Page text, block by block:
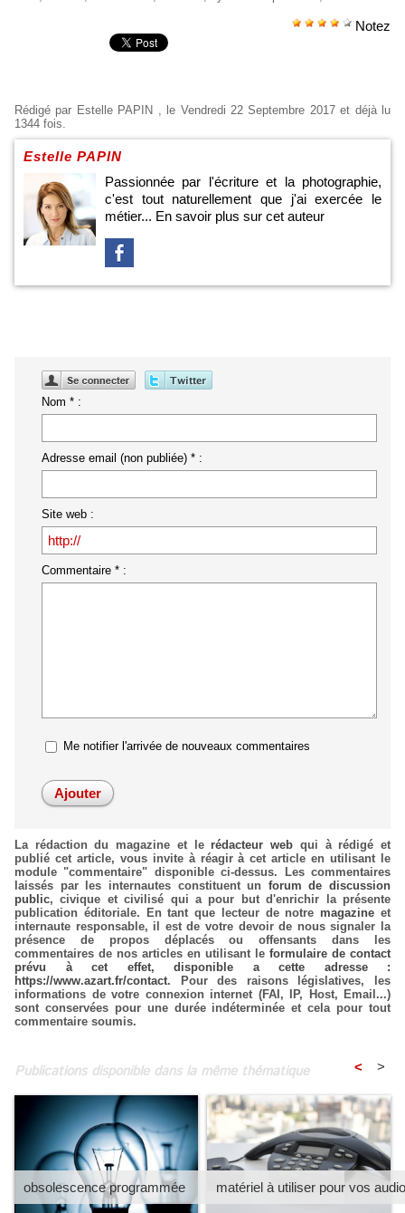
Notez
Rédigé par Estelle PAPIN , le Vendredi 22 Septembre 2017 et déjà lu
1344 fois.
Estelle PAPIN
Passionnée par l'écriture et la photographie,
c'est tout naturellement que j'ai exercée le
métier... En savoir plus sur cet auteur
Nom * :
Adresse email (non publiée) * :
Site web :
Commentaire * :
Me notifier l'arrivée de nouveaux commentaires
La rédaction du magazine et le rédacteur web qui à rédigé et
publié cet article, vous invite à réagir à cet article en utilisant le
module "commentaire" disponible ci-dessus. Les commentaires
laissés par les internautes constituent un forum de discussion
public, civique et civilisé qui a pour but d'enrichir la présente
publication éditoriale. En tant que lecteur de notre magazine et
internaute responsable, il est de votre devoir de nous signaler la
présence de propos déplacés ou offensants dans les
commentaires de nos articles en utilisant le formulaire de contact
prévu à cet effet, disponible a cette adresse :
https://www.azart.fr/contact. Pour des raisons législatives, les
informations de votre connexion internet (FAI, IP, Host, Email...)
sont conservées pour une durée indéterminée et cela pour tout
commentaire soumis.
Publications disponible dans la même thématique < >
obsolescence programmée matériel à utiliser pour vos